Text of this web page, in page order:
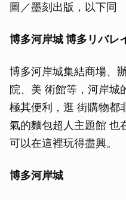
圖／墨刻出版，以下同
博多河岸城 博多リバ
博多河岸城集結商場、
院、美 術館等，河岸城
極其便利，逛 街購物都
氣的麵包超人主題館 也
可以在這裡玩得盡興。
博多河岸城